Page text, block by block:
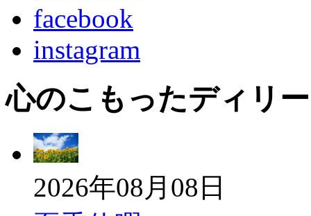
facebook
instagram
心のこもったディリ
2026年08月08日